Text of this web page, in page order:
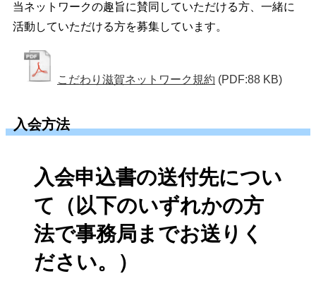
当ネットワークの趣旨に賛同していただける方、一緒に
活動していただける方を募集しています。
こだわり滋賀ネットワーク規約 (PDF:88 KB)
入会方法
入会申込書の送付先につい
て（以下のいずれかの方
法で事務局までお送りく
ださい。）